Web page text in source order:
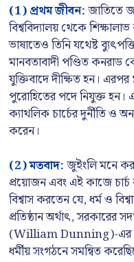
(1) প্রথম জীবন:জাতিতে
বিশ্ববিদ্যালয় থেকে
ভাষাতেও তিনি যথেষ্ট
মানবতাবাদী পণ্ডিত
যুক্তিবাদে দীক্ষিত হন। এরপর
পুরোহিতের পদে নিযুক্ত হন।
ক্যাথলিক চার্চের দুর্নীতি ও
করেন।
(2) মতবাদ:জুইংলি মনে
প্রয়োজন এবং এই কাজে চার্চ
বিশ্বাস করতেন যে, ধর্ম ও
প্রতিষ্ঠান অর্থাৎ, সরকারের
(William Dunning)-এর
ধর্মীয় সংগঠনে সমন্বিত